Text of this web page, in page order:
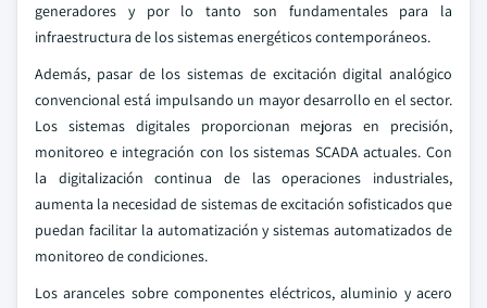
generadores y por lo tanto son fundamentales para la
infraestructura de los sistemas energéticos contemporáneos.
Además, pasar de los sistemas de excitación digital analógico
convencional está impulsando un mayor desarrollo en el sector.
Los sistemas digitales proporcionan mejoras en precisión,
monitoreo e integración con los sistemas SCADA actuales. Con
la digitalización continua de las operaciones industriales,
aumenta la necesidad de sistemas de excitación sofisticados que
puedan facilitar la automatización y sistemas automatizados de
monitoreo de condiciones.
Los aranceles sobre componentes eléctricos, aluminio y acero